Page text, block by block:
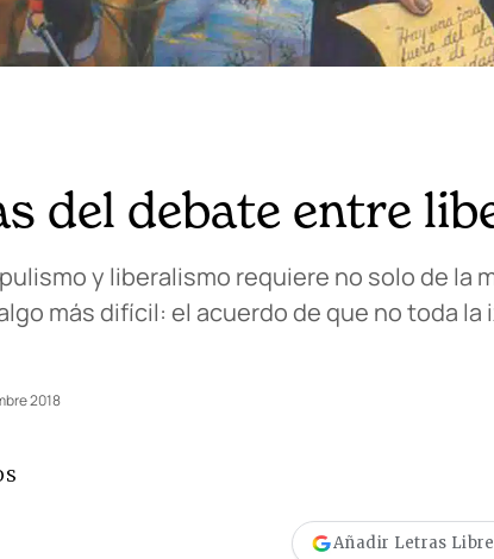
del debate entre
y liberalismo requiere no solo de la
más difícil: el acuerdo de que no toda
2018
Añadir Letras